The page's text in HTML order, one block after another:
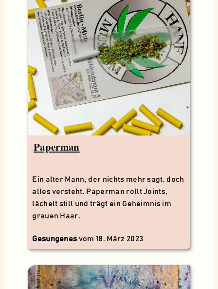
Paperman
Ein alter Mann, der nichts mehr sagt, doch
alles versteht. Paperman rollt Joints,
lächelt still und trägt ein Geheimnis im
grauen Haar.
Gesungenes vom18. März 2023